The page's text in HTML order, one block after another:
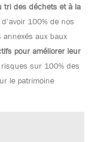
tri des déchets et à la
d’avoir 100% de nos
annexés aux baux
pour améliorer leur
sur 100% des
le patrimoine